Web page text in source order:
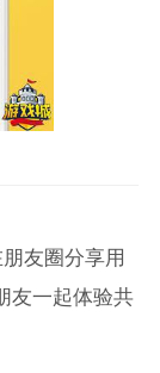
友圈分享用
友一起体验共